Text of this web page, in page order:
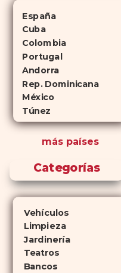
alternativas genéricas tanto a
Cialis como a
respectivamente) que se
consideran tan rentables e igual
de eficaces que su homólogo de
marca. En su mayor parte,
ambos medicamentos funcionan
de la misma manera y tienen
perfiles de efectos secundarios
diferencia? El tiempo.comprar
Cialisejerce sus efectos hasta 4
veces más tiempo que Viagra, lo
atractiva para quienes no desean
planificar sus actividades
románticas con antelación.
España
Cuba
Colombia
Portugal
Andorra
Rep. Dominicana
México
Túnez
más países
Categorías
Vehículos
Limpieza
Jardinería
Teatros
Bancos